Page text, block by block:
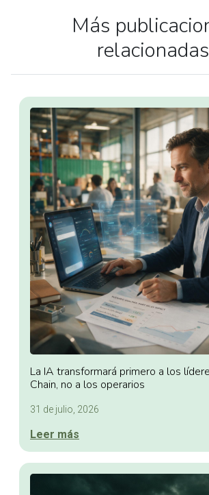
Más
relacionadas
La IA transformará primero a los
Chain, no a los operarios
31 de julio, 2026
Leer más